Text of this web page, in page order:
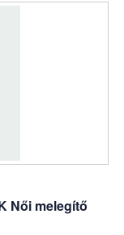
Női melegítő